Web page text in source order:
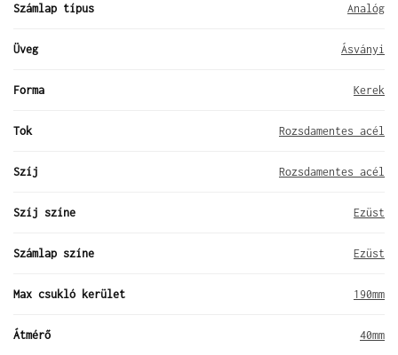
Számlap típus Analóg
Üveg Ásványi
Forma Kerek
Tok Rozsdamentes acél
Szíj Rozsdamentes acél
Szíj színe Ezüst
Számlap színe Ezüst
Max csukló kerület 190mm
Átmérő 40mm